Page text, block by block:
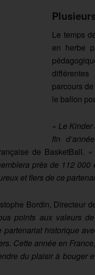
Le temps
en herbe
parcours
le ballon
« Le
fin
de BasketBall.
près de 112
et fiers de ce
Bordin, Directeur
points aux valeurs
historique
Cette année en
du plaisir à bouger